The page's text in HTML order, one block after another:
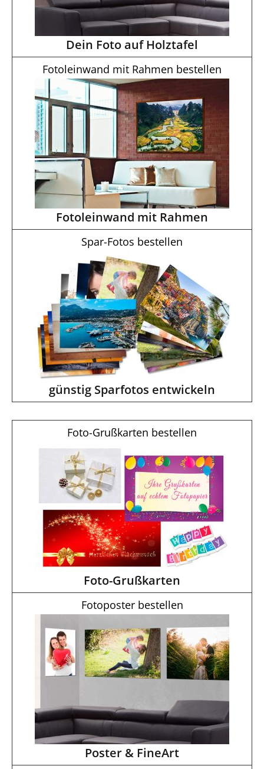
Dein Foto auf Holztafel
Fotoleinwand mit Rahmen bestellen
Fotoleinwand mit Rahmen
Spar-Fotos bestellen
günstig Sparfotos entwickeln
Foto-Grußkarten bestellen
Foto-Grußkarten
Fotoposter bestellen
Poster & FineArt